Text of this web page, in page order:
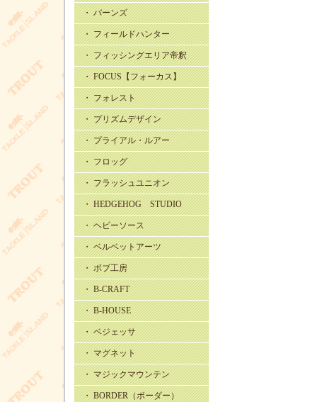
・ バーンズ
・ フィールドハンター
・ フィッシングエリア帝釈
・ FOCUS【フォーカス】
・ フォレスト
・ プリズムデザイン
・ プライアル・ルアー
・ フロッグ
・ フラッシュユニオン
・ HEDGEHOG STUDIO
・ ヘビーソース
・ ベルベットアーツ
・ ボブ工房
・ B-CRAFT
・ B-HOUSE
・ ベジェッサ
・ マグネット
・ マジックマウンテン
・ BORDER（ボーダー）